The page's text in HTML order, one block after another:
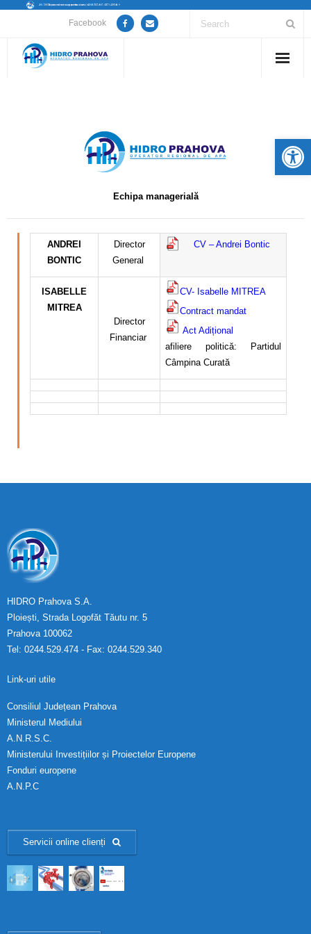
Facebook
Anunțuri lucrări / opriri apă
Utile
Contact
Echipa managerială
ANDREI
BONTIC
Director
General
CV – Andrei Bontic
ISABELLE
MITREA
Director
Financiar
CV- Isabelle MITREA
Contract mandat
Act Adițional
afiliere politică: Partidul
Câmpina Curată
HIDRO Prahova S.A.
Ploiești, Strada Logofăt Tăutu nr. 5
Prahova 100062
Tel: 0244.529.474 - Fax: 0244.529.340
Link-uri utile
Consiliul Județean Prahova
Ministerul Mediului
A.N.R.S.C.
Ministerului Investițiilor și Proiectelor Europene
Fonduri europene
A.N.P.C
Servicii online clienți